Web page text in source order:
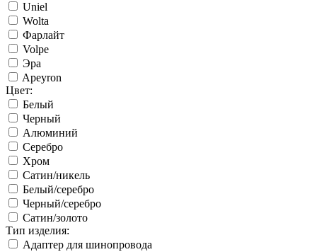
Uniel
Wolta
Фарлайт
Volpe
Эра
Apeyron
Цвет:
Белый
Черный
Алюминий
Серебро
Хром
Сатин/никель
Белый/серебро
Черный/серебро
Сатин/золото
Тип изделия:
Адаптер для шинопровода